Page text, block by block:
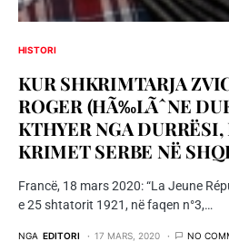
HISTORI
KUR SHKRIMTARJA
ROGER (HÃ‰LÃˆNE
KTHYER NGA
KRIMET SERBE NË
Francë, 18 mars 2020: “La Jeune
e 25 shtatorit 1921, në faqen n°3,…
NGA EDITORI 17 MARS, 2020 NO